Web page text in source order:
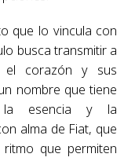
que lo vincula con
busca transmitir a
el corazón y sus
nombre que tiene
la esencia y la
alma de Fiat, que
que permiten